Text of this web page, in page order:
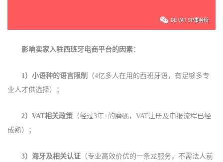
影响卖家入驻西班牙电商平台的因素：
1） 小语种的语言限制 （4亿多人在用的西班牙语，有足够多专
业人才供选择）；
2） VAT相关政策 （经过3年+的磨砺，VAT注册及申报流程已经
成熟）；
3） 海牙及相关认证 （专业高效价优的一条龙服务，不需法人前